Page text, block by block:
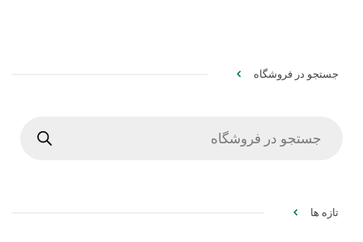
جستجو در فروشگاه
تازه ها